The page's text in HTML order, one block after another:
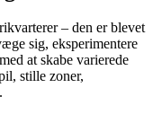
– den er blevet
sig, eksperimentere
at skabe varierede
stille zoner,